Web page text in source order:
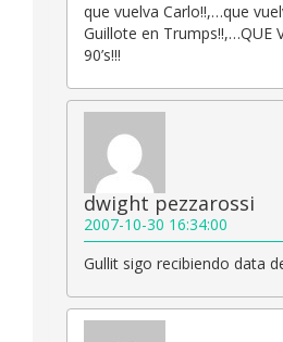
que vuelva Carlo!!,…que
Guillote en Trumps!!,…QUE
90’s!!!
dwight pezzarossi
2007-10-30 16:34:00
Gullit sigo recibiendo data